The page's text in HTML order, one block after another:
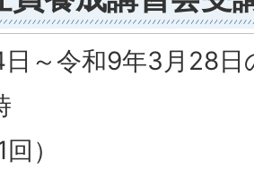
～令和9年3月28日
回）